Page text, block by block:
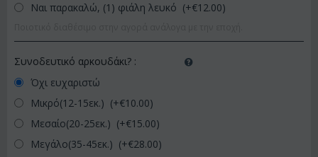
Ναι παρακαλώ, (1) φιάλη λευκό (+€12.00)
Συνοδευτικό αρκουδάκι? :
Όχι ευχαριστώ
Μικρό(12-15εκ.) (+€10.00)
Μεσαίο(20-25εκ.) (+€15.00)
Μεγάλο(35-45εκ.) (+€28.00)